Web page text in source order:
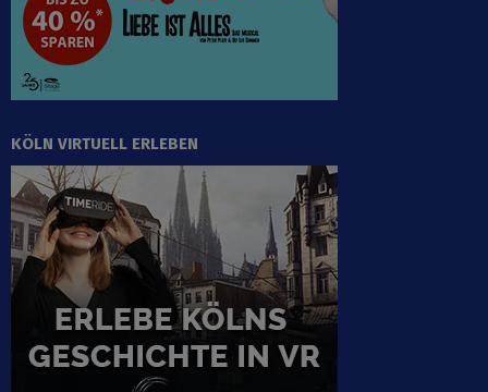
KÖLN VIRTUELL ERLEBEN